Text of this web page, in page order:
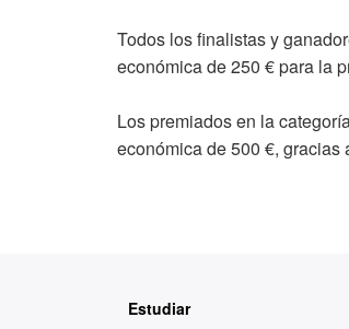
Todos los finalistas y
económica de 250 € para la
Los premiados en la
económica de 500 €,
Estudiar